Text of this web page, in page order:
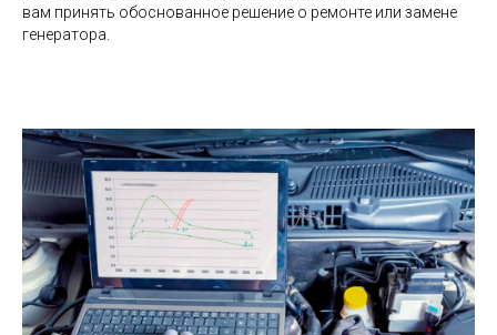
вам принять обоснованное решение о ремонте или замене
генератора.